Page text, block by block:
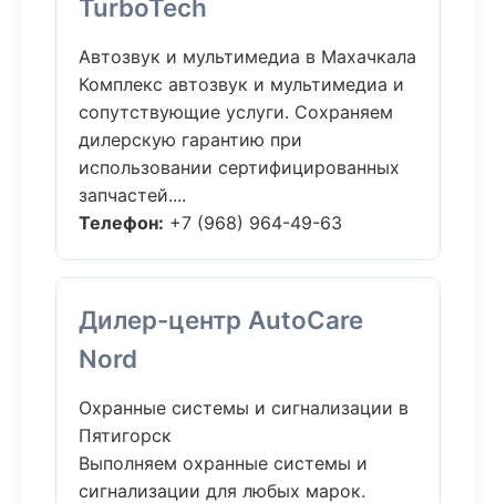
TurboTech
Автозвук и мультимедиа в Махачкала
Комплекс автозвук и мультимедиа и
сопутствующие услуги. Сохраняем
дилерскую гарантию при
использовании сертифицированных
запчастей....
Телефон: +7 (968) 964-49-63
Дилер-центр AutoCare
Nord
Охранные системы и сигнализации в
Пятигорск
Выполняем охранные системы и
сигнализации для любых марок.